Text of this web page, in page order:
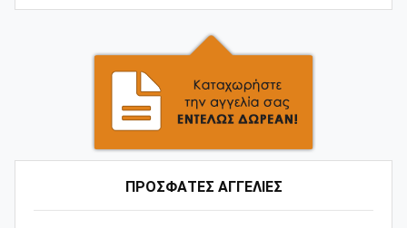
ΠΡΟΣΦΑΤΕΣ ΑΓΓΕΛΙΕΣ